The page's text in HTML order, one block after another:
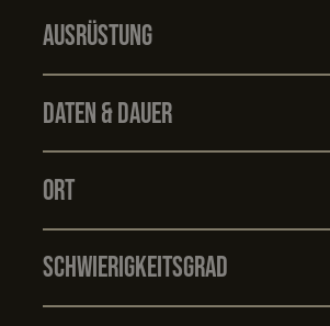
Ausrüstung
Daten & Dauer
Ort
Schwierigkeitsgrad